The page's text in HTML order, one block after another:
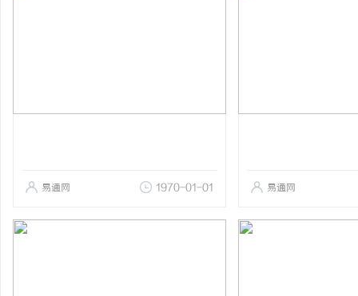
易通网 1970-01-01 易通网